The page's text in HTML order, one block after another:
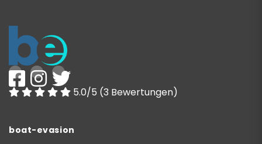
5.0/5 (3 Bewertungen)
boat-evasion